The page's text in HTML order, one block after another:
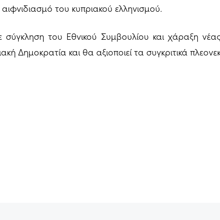
του κυπριακού ελληνισμού.
σύγκληση του Εθνικού Συμβουλίου και χάραξη
Δημοκρατία και θα αξιοποιεί τα συγκριτικά